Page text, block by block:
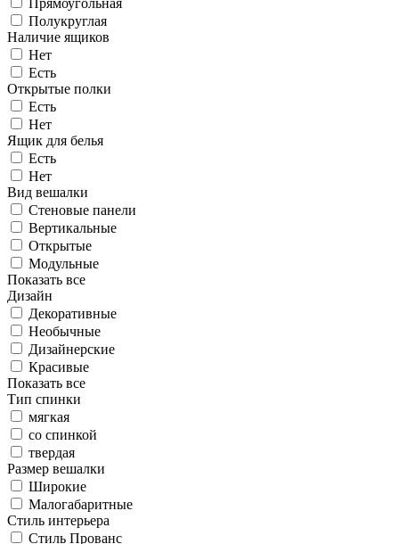
Прямоугольная
Полукруглая
Наличие ящиков
Нет
Есть
Открытые полки
Есть
Нет
Ящик для белья
Есть
Нет
Вид вешалки
Стеновые панели
Вертикальные
Открытые
Модульные
Показать все
Дизайн
Декоративные
Необычные
Дизайнерские
Красивые
Показать все
Тип спинки
мягкая
со спинкой
твердая
Размер вешалки
Широкие
Малогабаритные
Стиль интерьера
Стиль Прованс